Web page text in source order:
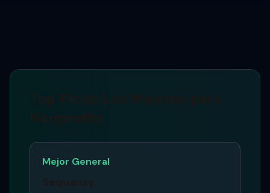
Mejor General
Sequenzy